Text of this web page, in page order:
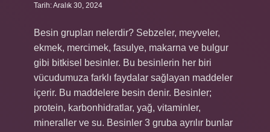
Tarih: Aralık 30, 2024
Besin grupları nelerdir? Sebzeler, meyveler,
ekmek, mercimek, fasulye, makarna ve bulgur
gibi bitkisel besinler. Bu besinlerin her biri
vücudumuza farklı faydalar sağlayan maddeler
içerir. Bu maddelere besin denir. Besinler;
protein, karbonhidratlar, yağ, vitaminler,
mineraller ve su. Besinler 3 gruba ayrılır bunlar